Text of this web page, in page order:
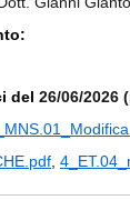
del26/06/2026